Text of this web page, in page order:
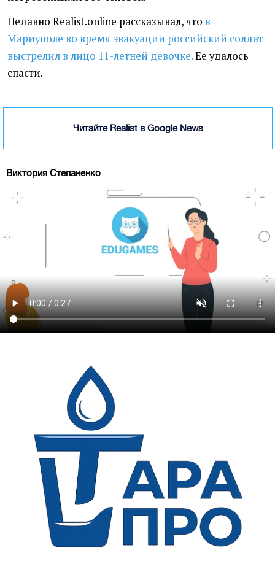
Недавно Realist.online рассказывал, что в
Мариуполе во время эвакуации российский солдат
выстрелил в лицо 11-летней девочке.Ее удалось
спасти.
Читайте Realist в Google News
Виктория Степаненко